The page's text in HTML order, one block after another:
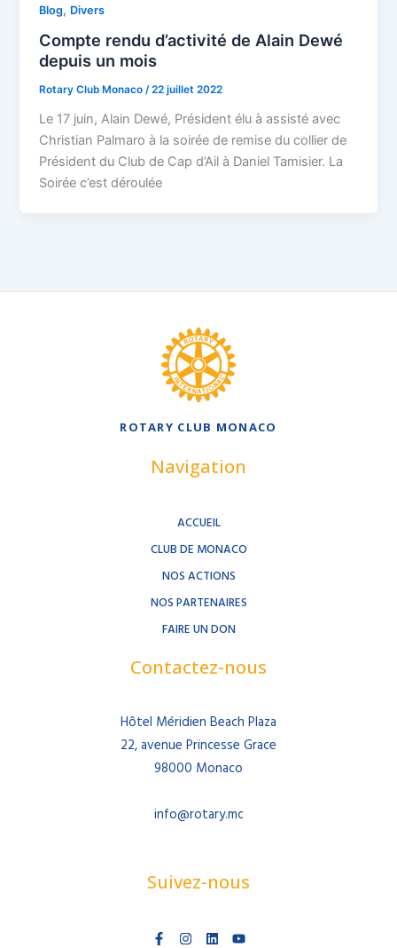
Blog, Divers
Compte rendu d’activité de Alain Dewé
depuis un mois
Rotary Club Monaco/22 juillet 2022
Le 17 juin, Alain Dewé, Président élu à assisté avec
Christian Palmaro à la soirée de remise du collier de
Président du Club de Cap d’Ail à Daniel Tamisier. La
Soirée c’est déroulée
ROTARY CLUB MONACO
Navigation
ACCUEIL
CLUB DE MONACO
NOS ACTIONS
NOS PARTENAIRES
FAIRE UN DON
Contactez-nous
Hôtel Méridien Beach Plaza
22, avenue Princesse Grace
98000 Monaco
info@rotary.mc
Suivez-nous
a n i o